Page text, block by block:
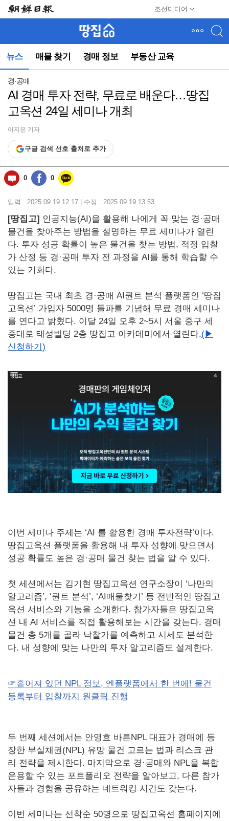
조선미디어
뉴스 매물 찾기 경매 정보 부동산 교육
뉴
(컨
동)
경·공매
AI 경매 투자 전략, 무료로 배운다…땅집
고옥션 24일 세미나 개최
이지은 기자
구글 검색 선호 출처로 추가
0 0
입력 : 2025.09.19 12:17 | 수정 : 2025.09.19 13:53
[땅집고] 인공지능(AI)을 활용해 나에게 꼭 맞는 경·공매
물건을 찾아주는 방법을 설명하는 무료 세미나가 열린
다. 투자 성공 확률이 높은 물건을 찾는 방법, 적정 입찰
가 산정 등 경·공매 투자 전 과정을 AI를 통해 학습할 수
있는 기회다.
땅집고는 국내 최초 경·공매 AI퀀트 분석 플랫폼인 ‘땅집
고옥션’ 가입자 5000명 돌파를 기념해 무료 경매 세미나
를 연다고 밝혔다. 이달 24일 오후 2~5시 서울 중구 세
종대로 태성빌딩 2층 땅집고 아카데미에서 열린다.(▶
신청하기)
이번 세미나 주제는 ‘AI 를 활용한 경매 투자전략’이다.
땅집고옥션 플랫폼을 활용해 내 투자 성향에 맞으면서
성공 확률도 높은 경·공매 물건 찾는 법을 알 수 있다.
첫 세션에서는 김기현 땅집고옥션 연구소장이 ‘나만의
알고리즘’, ‘퀀트 분석’, ‘AI매물찾기’ 등 전반적인 땅집고
옥션 서비스와 기능을 소개한다. 참가자들은 땅집고옥
션 내 AI 서비스를 직접 활용해보는 시간을 갖는다. 경매
물건 총 5개를 골라 낙찰가를 예측하고 시세도 분석한
다. 내 성향에 맞는 나만의 투자 알고리즘도 설계한다.
☞흩어져 있던 NPL 정보, 엔플랫폼에서 한 번에! 물건
등록부터 입찰까지 원클릭 진행
두 번째 세션에서는 안영효 바른NPL 대표가 경매에 등
장한 부실채권(NPL) 유망 물건 고르는 법과 리스크 관
리 전략을 제시한다. 마지막으로 경·공매와 NPL을 복합
운용할 수 있는 포트폴리오 전략을 알아보고, 다른 참가
자들과 경험을 공유하는 네트워킹 시간도 갖는다.
이번 세미나는 선착순 50명으로 땅집고옥션 홈페이지에